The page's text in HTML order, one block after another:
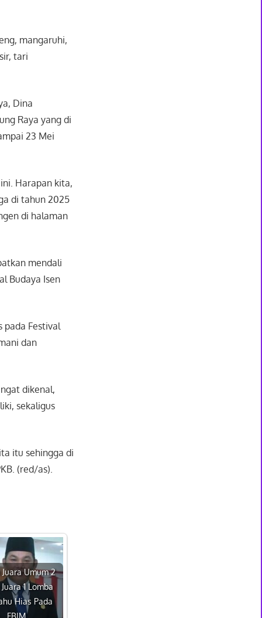
mangaruhi,
tari
Dina
Raya yang di
23 Mei
Harapan kita,
di tahun 2025
di halaman
mendali
Budaya Isen
pada Festival
dan
dikenal,
sekaligus
itu sehingga di
(red/as).
Juara Umum 2
1 Lomba
Hias Pada